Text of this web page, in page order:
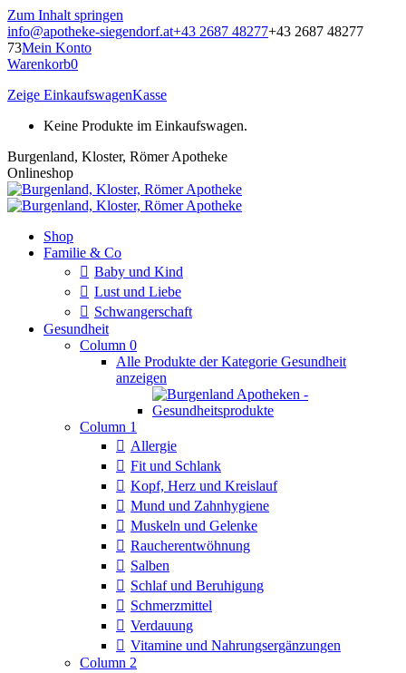
Zum Inhalt springen
info@apotheke-siegendorf.at+43 2687 48277+43 2687 48277
73Mein Konto
Warenkorb0
Zeige EinkaufswagenKasse
Keine Produkte im Einkaufswagen.
Burgenland, Kloster, Römer Apotheke
Onlineshop
Shop
Familie & Co
Baby und Kind
Lust und Liebe
Schwangerschaft
Gesundheit
Column 0
Alle Produkte der Kategorie Gesundheit
anzeigen
Column 1
Allergie
Fit und Schlank
Kopf, Herz und Kreislauf
Mund und Zahnhygiene
Muskeln und Gelenke
Raucherentwöhnung
Salben
Schlaf und Beruhigung
Schmerzmittel
Verdauung
Vitamine und Nahrungsergänzungen
Column 2